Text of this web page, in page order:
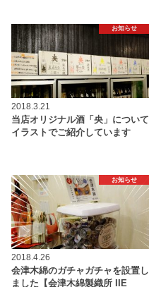
お知らせ
2018.3.21
当店オリジナル酒「央」について
イラストでご紹介しています
お知らせ
2018.4.26
会津木綿のガチャガチャを設置し
ました【会津木綿製織所 IIE